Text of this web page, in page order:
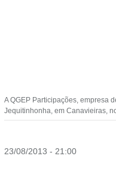
A QGEP Participações, empresa
Jequitinhonha, em Canavieiras,
23/08/2013 - 21:00